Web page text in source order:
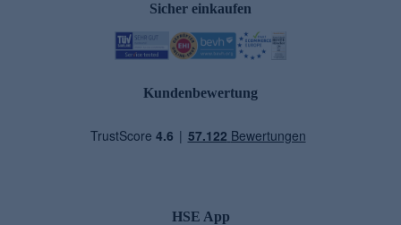
Sicher einkaufen
Kundenbewertung
HSE App